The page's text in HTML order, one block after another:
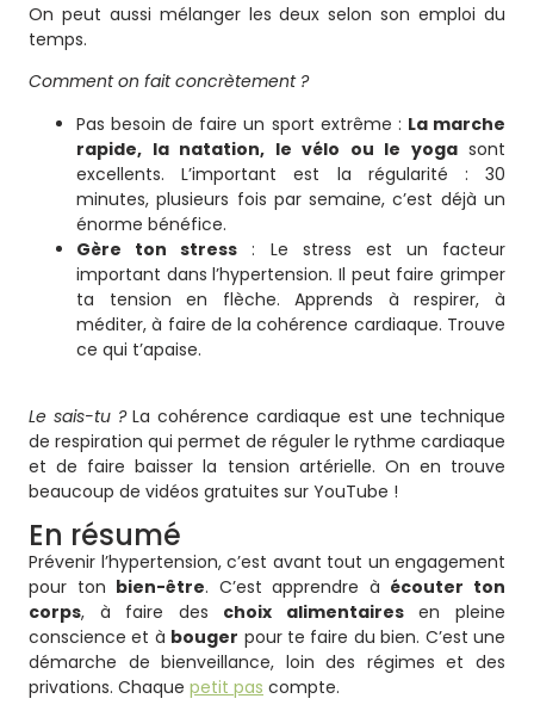
On peut aussi mélanger les deux selon son emploi du
temps.
Comment on fait concrètement ?
Pas besoin de faire un sport extrême : La marche
rapide, la natation, le vélo ou le yogasont
excellents. L’important est la régularité : 30
minutes, plusieurs fois par semaine, c’est déjà un
énorme bénéfice.
Gère ton stress : Le stress est un facteur
important dans l’hypertension. Il peut faire grimper
ta tension en flèche. Apprends à respirer, à
méditer, à faire de la cohérence cardiaque. Trouve
ce qui t’apaise.
Le sais-tu ?La cohérence cardiaque est une technique
de respiration qui permet de réguler le rythme cardiaque
et de faire baisser la tension artérielle. On en trouve
beaucoup de vidéos gratuites sur YouTube !
En résumé
Prévenir l’hypertension, c’est avant tout un engagement
pour ton bien-être. C’est apprendre à écouter ton
corps, à faire des choix alimentairesen pleine
conscience et à bouger pour te faire du bien. C’est une
démarche de bienveillance, loin des régimes et des
privations. Chaque petit pas compte.